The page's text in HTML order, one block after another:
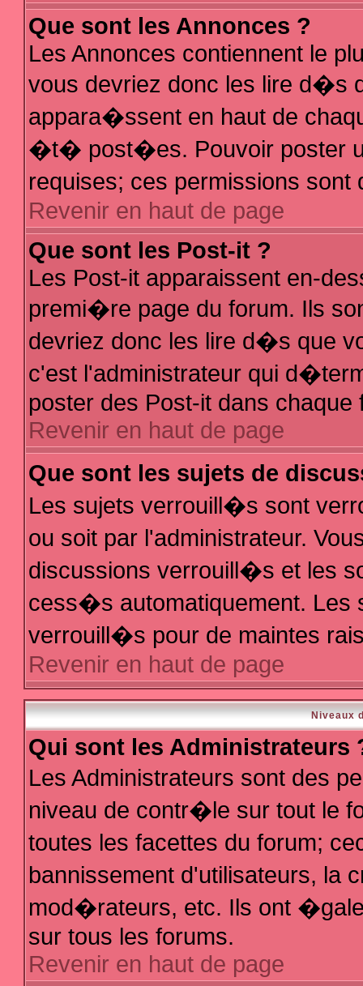
Que sont les Annonces ?
Les Annonces contiennent le
vous devriez donc les lire d�s
appara�ssent en haut de
�t� post�es. Pouvoir poster
requises; ces permissions
Revenir en haut de page
Que sont les Post-it ?
Les Post-it apparaissent en-
premi�re page du forum. Ils
devriez donc les lire d�s que
c'est l'administrateur qui
poster des Post-it dans chaque
Revenir en haut de page
Que sont les sujets de
Les sujets verrouill�s sont
ou soit par l'administrateur.
discussions verrouill�s et les
cess�s automatiquement.
verrouill�s pour de maintes
Revenir en haut de page
Niveaux
Qui sont les Administrateurs
Les Administrateurs sont des
niveau de contr�le sur tout le
toutes les facettes du forum;
bannissement d'utilisateurs, la
mod�rateurs, etc. Ils ont
sur tous les forums.
Revenir en haut de page